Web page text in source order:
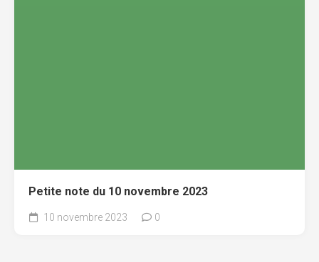
Petite note du 10 novembre 2023
10 novembre 2023 0